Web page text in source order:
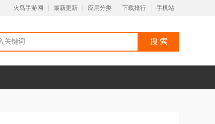
火鸟手游网 最新更新 应用分类 下载排行 手机站